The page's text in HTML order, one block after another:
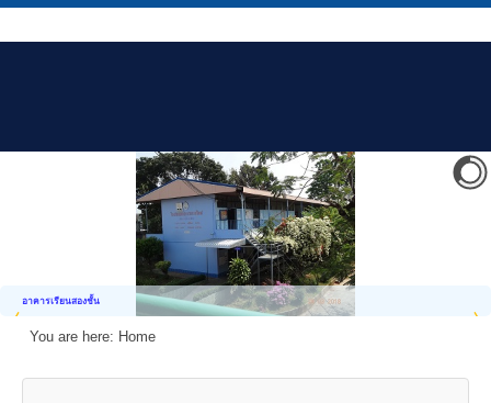
อาคารเรียนสองชั้น
You are here: Home